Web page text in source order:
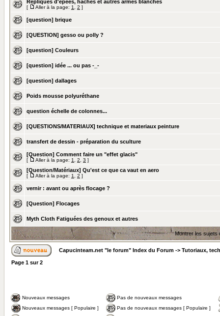
Repliques d'epees, haches et autres armes blanches
[ Aller à la page: 1 2 ]
[question] brique
[QUESTION] gesso ou polly ?
[question] Couleurs
[question] idée ... ou pas -_-
[question] dallages
Poids mousse polyuréthane
question échelle de colonnes...
[QUESTIONS/MATERIAUX] technique et materiaux peinture
transfert de dessin - préparation du sculture
[Question] Comment faire un "effet glacis"
[ Aller à la page: 1 2 3 ]
[Question/Matériaux] Qu'est ce que ca vaut en aero
[ Aller à la page: 1 2 ]
vernir : avant ou après flocage ?
[Question] Flocages
Myth Cloth Fatiguées des genoux et autres
Montrer les sujets
Capucinteam.net "le forum" Index du Forum -> Tutoriaux,
Page 1 sur2
Nouveaux messages
Pas de nouveaux messages
Nouveaux messages [ Populaire ]
Pas de nouveaux messages [ Populaire ]